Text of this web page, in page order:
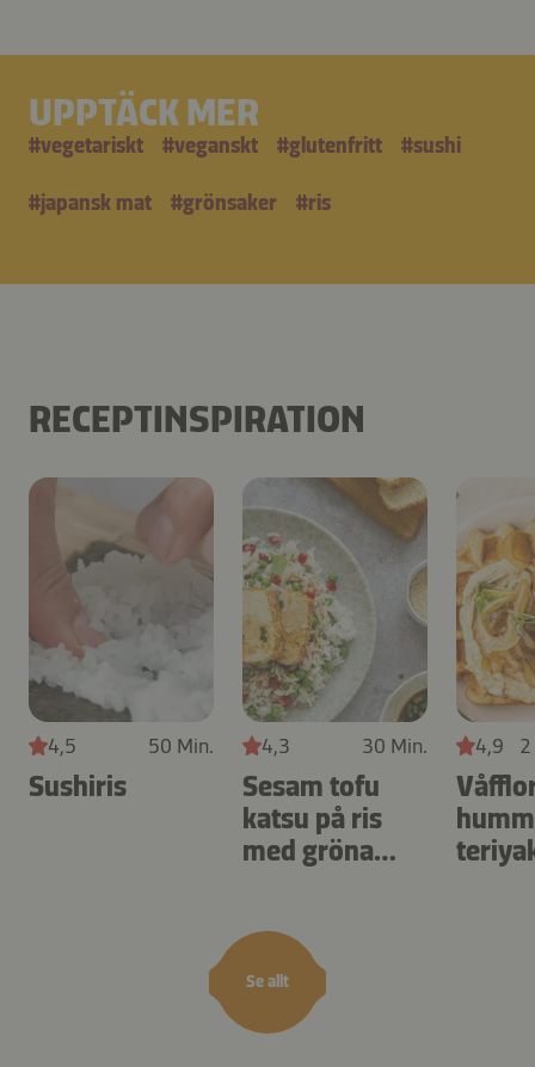
UPPTÄCK MER
#vegetariskt #veganskt #glutenfritt #sushi
#japansk mat #grönsaker #ris
RECEPTINSPIRATION
Se allt
4,5 50 Min.
Sushiris
4,3 30 Min.
Sesam tofu
katsu på ris
med gröna
4,9